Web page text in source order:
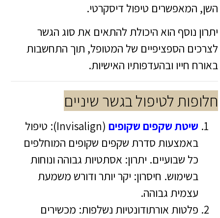
השן, המאפשרים טיפול דיסקרטי.
יתרון נוסף הוא היכולת להתאים את סוג הגשר
לצרכים הספציפיים של המטופל, תוך התחשבות
באורח חייו ובהעדפותיו האישיות.
חלופות לטיפול בגשר שיניים
שיטת שקפים שקופים
(Invisalign): טיפול
באמצעות סדרת שקפים שקופים המוחלפים
כל שבועיים. יתרון: אסתטיות גבוהה ונוחות
בשימוש. חיסרון: יקר יותר ודורש משמעת
עצמית גבוהה.
פלטות אורתודונטיות נשלפות: מכשירים